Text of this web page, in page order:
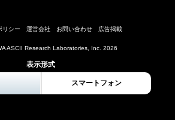
リシー 運営会社 お問い合わせ 広告掲載
ASCII Research Laboratories, Inc. 2026
表示形式
スマートフォン